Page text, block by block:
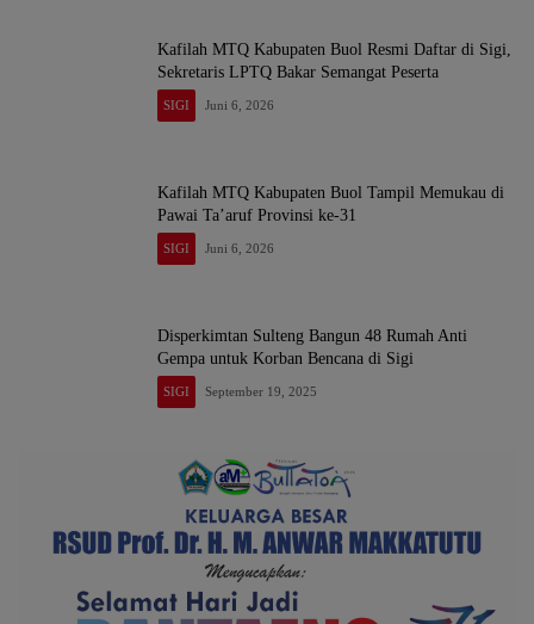
Kafilah MTQ Kabupaten Buol Resmi Daftar di Sigi,
Sekretaris LPTQ Bakar Semangat Peserta
SIGI Juni 6, 2026
Kafilah MTQ Kabupaten Buol Tampil Memukau di
Pawai Ta’aruf Provinsi ke-31
SIGI Juni 6, 2026
Disperkimtan Sulteng Bangun 48 Rumah Anti
Gempa untuk Korban Bencana di Sigi
SIGI September 19, 2025